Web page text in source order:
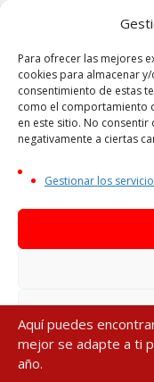
Para ofrecer las mejores
cookies para almacenar
consentimiento de estas
como el comportamiento
en este sitio. No
negativamente a ciertas
Gestionar los
Política de
Aquí puedes
mejor se adapte a ti
año.